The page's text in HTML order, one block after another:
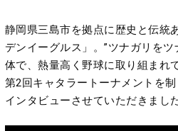
静岡県三島市を拠点に歴史と伝統
デンイーグルス」。”ツナガリを
体で、熱量高く野球に取り組まれ
第2回キャタラートーナメントを
インタビューさせていただきました